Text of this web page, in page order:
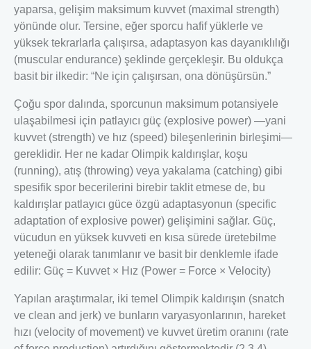
yaparsa, gelişim maksimum kuvvet (maximal strength)
yönünde olur. Tersine, eğer sporcu hafif yüklerle ve
yüksek tekrarlarla çalışırsa, adaptasyon kas dayanıklılığı
(muscular endurance) şeklinde gerçekleşir. Bu oldukça
basit bir ilkedir: “Ne için çalışırsan, ona dönüşürsün.”
Çoğu spor dalında, sporcunun maksimum potansiyele
ulaşabilmesi için patlayıcı güç (explosive power) —yani
kuvvet (strength) ve hız (speed) bileşenlerinin birleşimi—
gereklidir. Her ne kadar Olimpik kaldırışlar, koşu
(running), atış (throwing) veya yakalama (catching) gibi
spesifik spor becerilerini birebir taklit etmese de, bu
kaldırışlar patlayıcı güce özgü adaptasyonun (specific
adaptation of explosive power) gelişimini sağlar. Güç,
vücudun en yüksek kuvveti en kısa sürede üretebilme
yeteneği olarak tanımlanır ve basit bir denklemle ifade
edilir: Güç = Kuvvet × Hız (Power = Force × Velocity)
Yapılan araştırmalar, iki temel Olimpik kaldırışın (snatch
ve clean and jerk) ve bunların varyasyonlarının, hareket
hızı (velocity of movement) ve kuvvet üretim oranını (rate